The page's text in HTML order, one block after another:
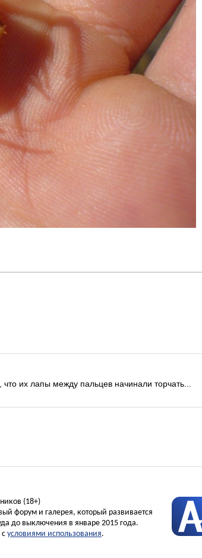
их лапы между пальцев начинали торчать...
(18+)
форум и галерея, который развивается
до выключения в январе 2015 года.
условиями использования.